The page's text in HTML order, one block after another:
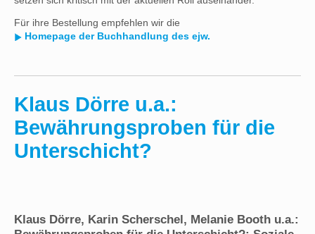
Für ihre Bestellung empfehlen wir die
Homepage der Buchhandlung des ejw.
Klaus Dörre u.a.:
Bewährungsproben für die
Unterschicht?
Klaus Dörre, Karin Scherschel, Melanie Booth u.a.: